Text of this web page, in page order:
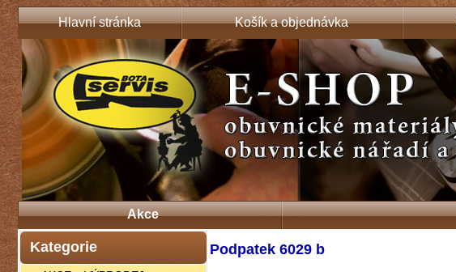
Hlavní stránka Košík a objednávka
Akce
Kategorie Podpatek 6029 b